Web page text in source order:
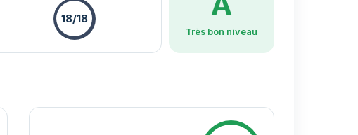
Très bon niveau
18/18